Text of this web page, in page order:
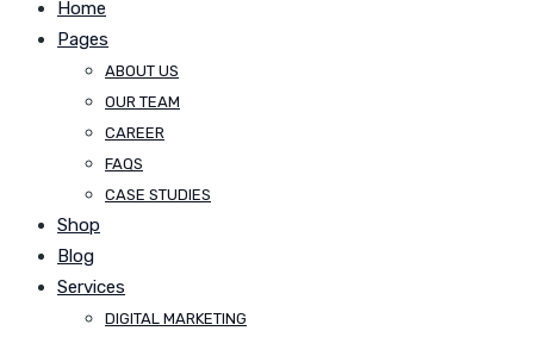
Home
Pages
ABOUT US
OUR TEAM
CAREER
FAQS
CASE STUDIES
Shop
Blog
Services
DIGITAL MARKETING